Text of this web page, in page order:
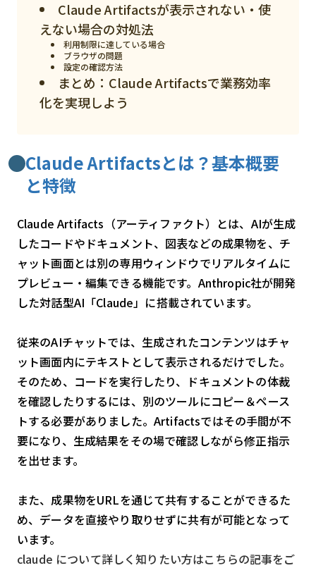
Claude Artifactsが表示されない・使
えない場合の対処法
利用制限に達している場合
ブラウザの問題
設定の確認方法
まとめ：Claude Artifactsで業務効率
化を実現しよう
Claude Artifactsとは？基本概要
と特徴
Claude Artifacts（アーティファクト）とは、AIが生成
したコードやドキュメント、図表などの成果物を、チ
ャット画面とは別の専用ウィンドウでリアルタイムに
プレビュー・編集できる機能です。Anthropic社が開発
した対話型AI「Claude」に搭載されています。
従来のAIチャットでは、生成されたコンテンツはチャ
ット画面内にテキストとして表示されるだけでした。
そのため、コードを実行したり、ドキュメントの体裁
を確認したりするには、別のツールにコピー＆ペース
トする必要がありました。Artifactsではその手間が不
要になり、生成結果をその場で確認しながら修正指示
を出せます。
また、成果物をURLを通じて共有することができるた
め、データを直接やり取りせずに共有が可能となって
います。
claude について詳しく知りたい方はこちらの記事をご